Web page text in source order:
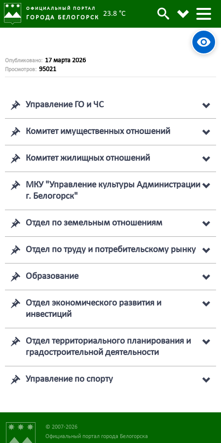
ОФИЦИАЛЬНЫЙ ПОРТАЛ
ГОРОДА БЕЛОГОРСК 23.8 °C
Опубликовано: 17 марта 2026
Просмотров: 95021
Управление ГО и ЧС
Комитет имущественных отношений
Комитет жилищных отношений
МКУ "Управление культуры Администрации
г. Белогорск"
Отдел по земельным отношениям
Отдел по труду и потребительскому рынку
Образование
Отдел экономического развития и
инвестиций
Отдел территориального планирования и
градостроительной деятельности
Управление по спорту
© 2007-2026
Официальный портал города Белогорска